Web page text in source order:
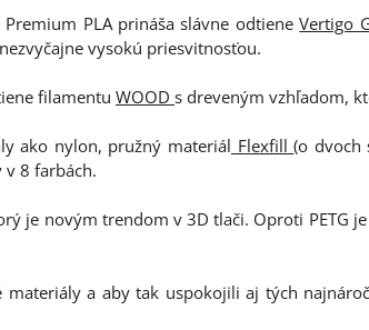
Premium PLA prináša slávne odtieneVertigo
vysokú priesvitnosťou.
filamentu WOOD s dreveným vzhľadom,
ako nylon, pružný materiál Flexfill(o dvoch
8 farbách.
je novým trendom v 3D tlači. Oproti PETG
a aby tak uspokojili aj tých